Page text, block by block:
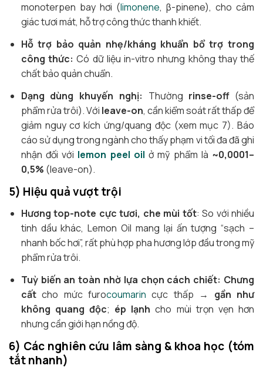
monoterpen bay hơi (limonene, β-pinene), cho cảm
giác tươi mát, hỗ trợ công thức thanh khiết.
Hỗ trợ bảo quản nhẹ/kháng khuẩn bổ trợ trong
công thức: Có dữ liệu in-vitro nhưng không thay thế
chất bảo quản chuẩn.
Dạng dùng khuyến nghị: Thường rinse-off(sản
phẩm rửa trôi). Với leave-on, cần kiểm soát rất thấp để
giảm nguy cơ kích ứng/quang độc (xem mục 7). Báo
cáo sử dụng trong ngành cho thấy phạm vi tối đa đã ghi
nhận đối với lemon peel oil ở mỹ phẩm là ~0,0001–
0,5% (leave-on).
5) Hiệu quả vượt trội
Hương top-note cực tươi, che mùi tốt: So với nhiều
tinh dầu khác, Lemon Oil mang lại ấn tượng “sạch –
nhanh bốc hơi”, rất phù hợp pha hương lớp đầu trong mỹ
phẩm rửa trôi.
Tuỳ biến an toàn nhờ lựa chọn cách chiết: Chưng
cấtcho mức furocoumarin cực thấp → gần như
không quang độc; ép lạnh cho mùi trọn vẹn hơn
nhưng cần giới hạn nồng độ.
6) Các nghiên cứu lâm sàng & khoa học (tóm
tắt nhanh)